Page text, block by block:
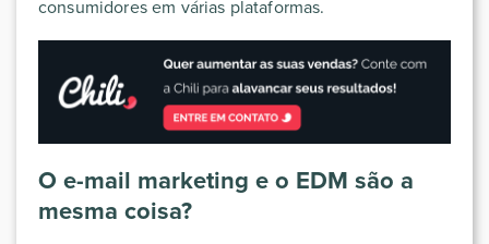
consumidores em várias plataformas.
O e-mail marketing e o EDM são a
mesma coisa?